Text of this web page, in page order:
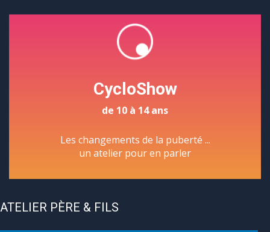
CycloShow
de 10 à 14 ans
Les changements de la puberté ...
un atelier pour en parler
ATELIER PÈRE & FILS